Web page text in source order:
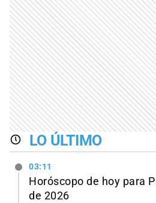
LO ÚLTIMO
03:11
Horóscopo de hoy para
de 2026